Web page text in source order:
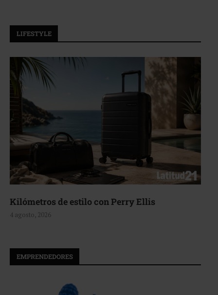
LIFESTYLE
Kilómetros de estilo con Perry Ellis
4 agosto, 2026
EMPRENDEDORES